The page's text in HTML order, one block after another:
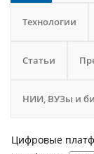
Технологии
Статьи
НИИ, ВУЗы и
Цифровые